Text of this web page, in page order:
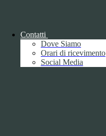
Contatti
Dove Siamo
Orari di ricevimento
Social Media